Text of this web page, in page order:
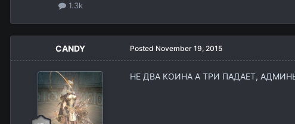
1.3k
CANDY Posted November 19, 2015
НЕ ДВА КОИНА А ТРИ ПАДАЕТ,